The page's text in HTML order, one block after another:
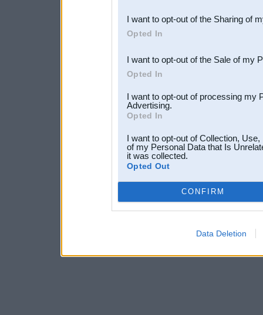
Downstream Participants
third parties.
I want to opt-out of the Sharing of
Opted In
I want to opt-out of the Sale of my
Opted In
I want to opt-out of processing my
Advertising.
Opted In
I want to opt-out of Collection,
of my Personal Data that Is
it was collected.
Opted Out
CONFIRM
Data Deletion